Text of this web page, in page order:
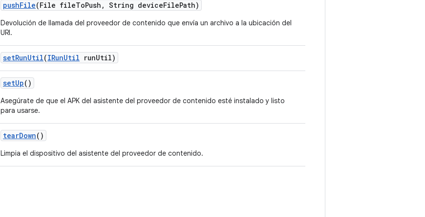
pushFile(File fileToPush , String deviceFilePath)
Devolución de llamada del proveedor de contenido que envía un archivo a la ubicación del
URI.
setRunUtil(IRunUtil runUtil)
setUp()
Asegúrate de que el APK del asistente del proveedor de contenido esté instalado y listo
para usarse.
tearDown()
Limpia el dispositivo del asistente del proveedor de contenido.